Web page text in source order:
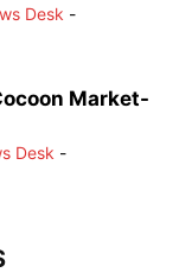
Desk -
Market-
Desk -